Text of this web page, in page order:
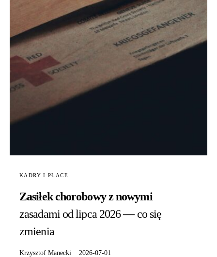
KADRY I PŁACE
Zasiłek chorobowy z nowymi
zasadami od lipca 2026 — co się
zmienia
Krzysztof Manecki 2026-07-01